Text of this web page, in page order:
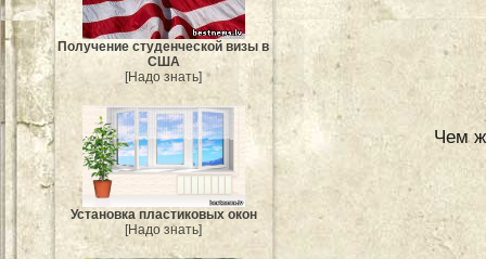
Получение студенческой визы в
США
[Надо знать]
Установка пластиковых окон
[Надо знать]
Чем